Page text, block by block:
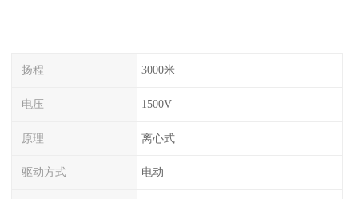
扬程 3000米
电压 1500V
原理 离心式
驱动方式 电动